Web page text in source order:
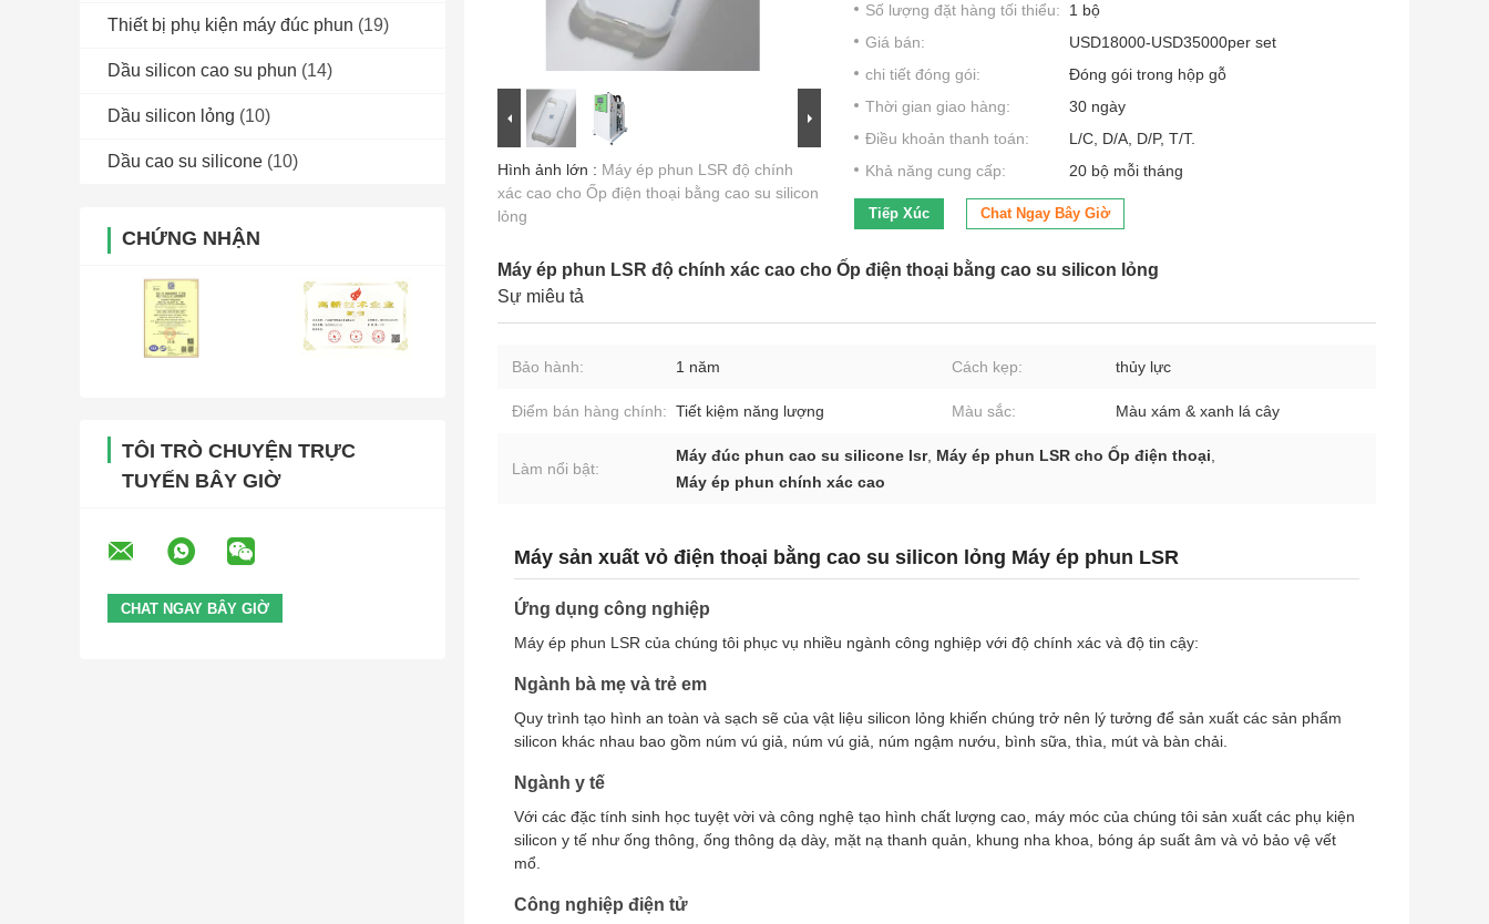
Thiết bị phụ kiện máy đúc phun (19)
Dầu silicon cao su phun (14)
Dầu silicon lỏng (10)
Dầu cao su silicone (10)
CHỨNG NHẬN
TÔI TRÒ CHUYỆN TRỰC
TUYẾN BÂY GIỜ
Hình ảnh lớn : Máy ép phun LSR độ chính
xác cao cho Ốp điện thoại bằng cao su silicon
lỏng
Số lượng đặt hàng tối thiểu:
1 bộ
Giá bán:
USD18000-USD35000per set
chi tiết đóng gói:
Đóng gói trong hộp gỗ
Thời gian giao hàng:
30 ngày
Điều khoản thanh toán:
L/C, D/A, D/P, T/T.
Khả năng cung cấp:
20 bộ mỗi tháng
Tiếp Xúc Chat Ngay Bây Giờ
Máy ép phun LSR độ chính xác cao cho Ốp điện thoại bằng cao su silicon lỏng
Sự miêu tả
Bảo hành: 1 năm Cách kẹp: thủy lực
Điểm bán hàng chính: Tiết kiệm năng lượng Màu sắc: Màu xám & xanh lá cây
Làm nổi bật:
Máy đúc phun cao su silicone lsr, Máy ép phun LSR cho Ốp điện thoại,
Máy ép phun chính xác cao
Máy sản xuất vỏ điện thoại bằng cao su silicon lỏng Máy ép phun LSR
Ứng dụng công nghiệp
Máy ép phun LSR của chúng tôi phục vụ nhiều ngành công nghiệp với độ chính xác và độ tin cậy:
Ngành bà mẹ và trẻ em
Quy trình tạo hình an toàn và sạch sẽ của vật liệu silicon lỏng khiến chúng trở nên lý tưởng để sản xuất các sản phẩm
silicon khác nhau bao gồm núm vú giả, núm vú giả, núm ngậm nướu, bình sữa, thìa, mút và bàn chải.
Ngành y tế
Với các đặc tính sinh học tuyệt vời và công nghệ tạo hình chất lượng cao, máy móc của chúng tôi sản xuất các phụ kiện
silicon y tế như ống thông, ống thông dạ dày, mặt nạ thanh quản, khung nha khoa, bóng áp suất âm và vỏ bảo vệ vết
mổ.
Công nghiệp điện tử